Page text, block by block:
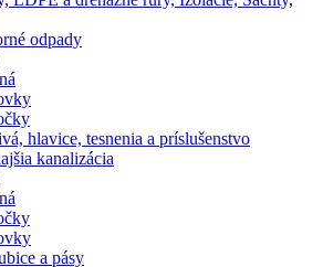
odpady
hlavice, tesnenia a príslušenstvo
kanalizácia
a pásy